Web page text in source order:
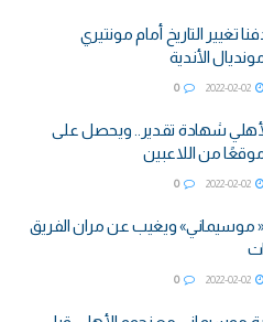
تغيير التاريخ أمام مونتيري
الأندية
0
شهادة تقدير.. ويحصل على
من اللاعبين
0
موسيماني» ويغيب عن مران الفريق
0